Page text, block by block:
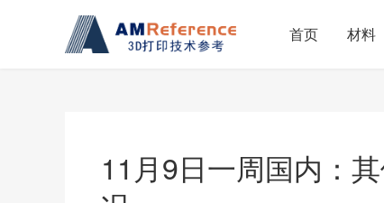
首页 材料
11月9日一周国内：